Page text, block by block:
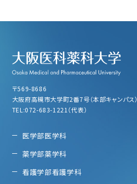
〒569-8686
大阪府高槻市大学町2番7号（本部キャンパス）
TEL:072-683-1221（代表）
医学部医学科
薬学部薬学科
看護学部看護学科